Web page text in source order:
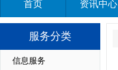
首页 资讯中心
服务分类
信息服务